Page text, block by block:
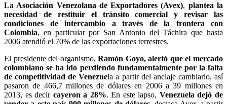
La Asociación Venezolana de Exportadores (Avex), plantea la
necesidad de restituir el tránsito comercial y revisar las
condiciones de intercambio a través de la frontera con
Colombia, en particular por San Antonio del Táchira que hasta
2006 atendió el 70% de las exportaciones terrestres.
El presidente del organismo,Ramón Goyo, alertó que el mercado
colombiano se ha ido perdiendo fundamentalmente por la falta
de competitividad de Venezuela a partir del anclaje cambiario, así
pasaron de 466,7 millones de dólares en 2006 a 39 millones en
2013, es decir cayeron a 28%. En este lapso, Venezuela dejó de